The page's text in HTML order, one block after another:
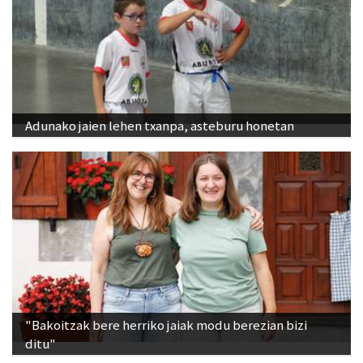
Adunako jaien lehen txanpa, asteburu honetan
"Bakoitzak bere herriko jaiak modu berezian bizi
ditu"